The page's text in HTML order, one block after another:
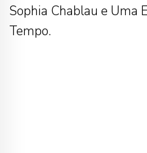
Sophia Chablau e Uma
Tempo.